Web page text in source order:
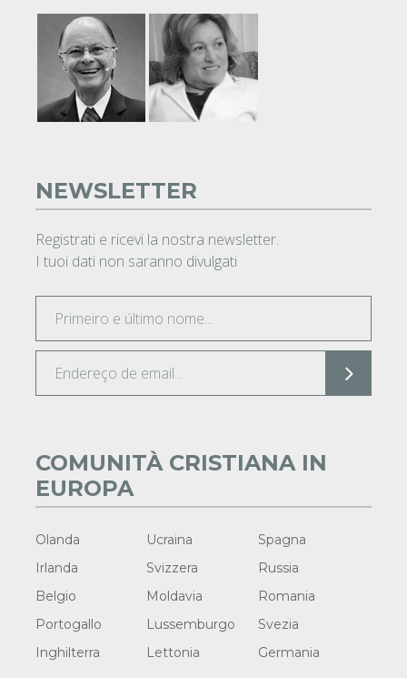
NEWSLETTER
Registrati e ricevi la nostra newsletter.
I tuoi dati non saranno divulgati
COMUNITÀ CRISTIANA IN
EUROPA
Olanda Ucraina
Spagna
Irlanda
Svizzera
Russia
Belgio
Moldavia
Romania
Portogallo
Lussemburgo
Svezia
Inghilterra
Lettonia Germania